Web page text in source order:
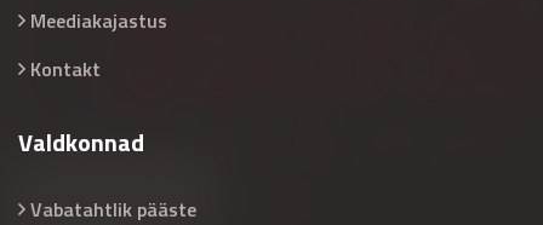
Meediakajastus
Kontakt
Valdkonnad
Vabatahtlik pääste